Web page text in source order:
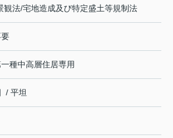
観法/宅地造成及び特定盛土等規制法
種中高層住居専用
/ 平坦